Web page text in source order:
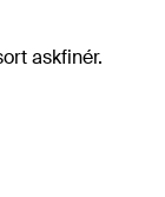
askfinér.